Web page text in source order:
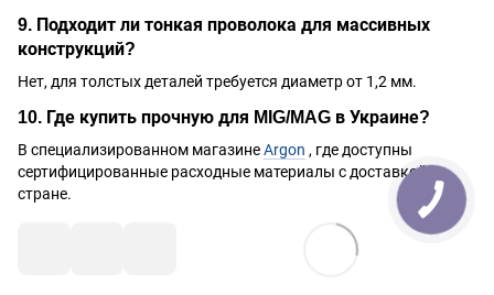
9. Подходит ли тонкая проволока для массивных
конструкций?
Нет, для толстых деталей требуется диаметр от 1,2 мм.
10. Где купить прочную для MIG/MAG в Украине?
В специализированном магазинеArgon , где доступны
сертифицированные расходные материалы с доставкой по
стране.